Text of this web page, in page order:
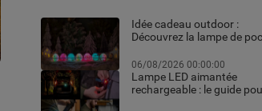
Idée cadeau outdoor :
Découvrez la lampe de
équipements high-tech
Noël
06/08/2026 00:00:00
Lampe LED aimantée
rechargeable : le guide